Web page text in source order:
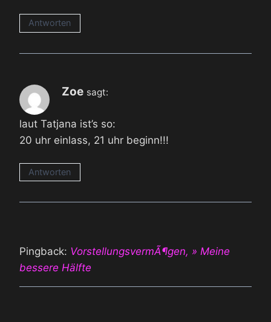
Antworten
Zoe sagt:
laut Tatjana ist’s so:
20 uhr einlass, 21 uhr beginn!!!
Antworten
Pingback: VorstellungsvermÃ¶gen, » Meine
bessere Hälfte